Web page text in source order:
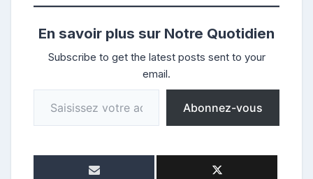
En savoir plus sur Notre Quotidien
Subscribe to get the latest posts sent to your
email.
Saisissez votre adresse e-mail…
Abonnez-vous